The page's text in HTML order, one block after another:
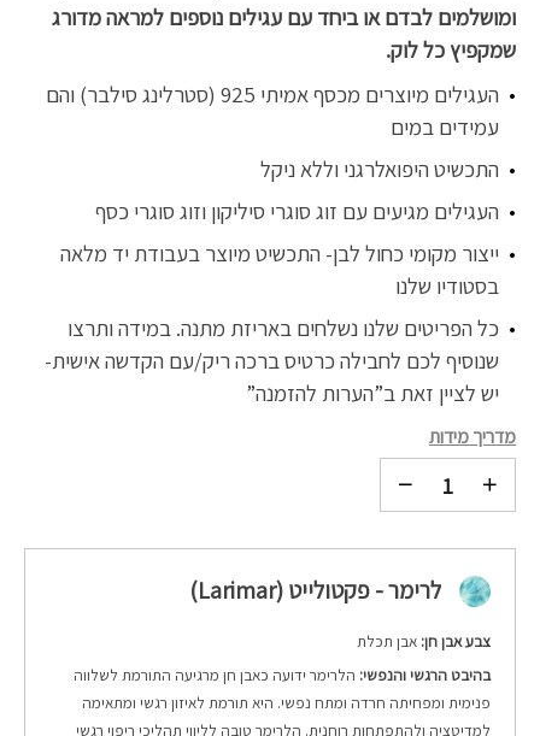
ומושלמים לבדם או ביחד עם עגילים נוספים למראה מדורג
שמקפיץ כל לוק.
העגילים מיוצרים מכסף אמיתי 925 (סטרלינג סילבר) והם
עמידים במים
התכשיט היפואלרגני וללא ניקל
העגילים מגיעים עם זוג סוגרי סיליקון וזוג סוגרי כסף
ייצור מקומי כחול לבן- התכשיט מיוצר בעבודת יד מלאה
בסטודיו שלנו
כל הפריטים שלנו נשלחים באריזת מתנה. במידה ותרצו
שנוסיף לכם לחבילה כרטיס ברכה ריק/עם הקדשה אישית-
יש לציין זאת ב”הערות להזמנה”
מדריך מידות
לרימר - פקטולייט (Larimar)
צבע אבן חן: אבן תכלת
בהיבט הרגשי והנפשי: הלרימר ידועה כאבן חן מרגיעה התורמת לשלווה
פנימית ומפחיתה חרדה ומתח נפשי. היא תורמת לאיזון רגשי ומתאימה
למדיטציה ולהתפתחות רוחנית. הלרימר טובה לליווי תהליכי ריפוי רגשי